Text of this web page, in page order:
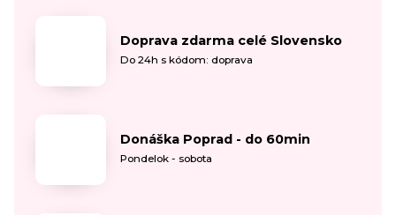
Doprava zdarma celé Slovensko
Do 24h s kódom: doprava
Donáška Poprad - do 60min
Pondelok - sobota